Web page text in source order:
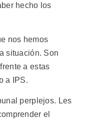
hecho los
nos hemos
situación. Son
a estas
a IPS.
perplejos. Les
el